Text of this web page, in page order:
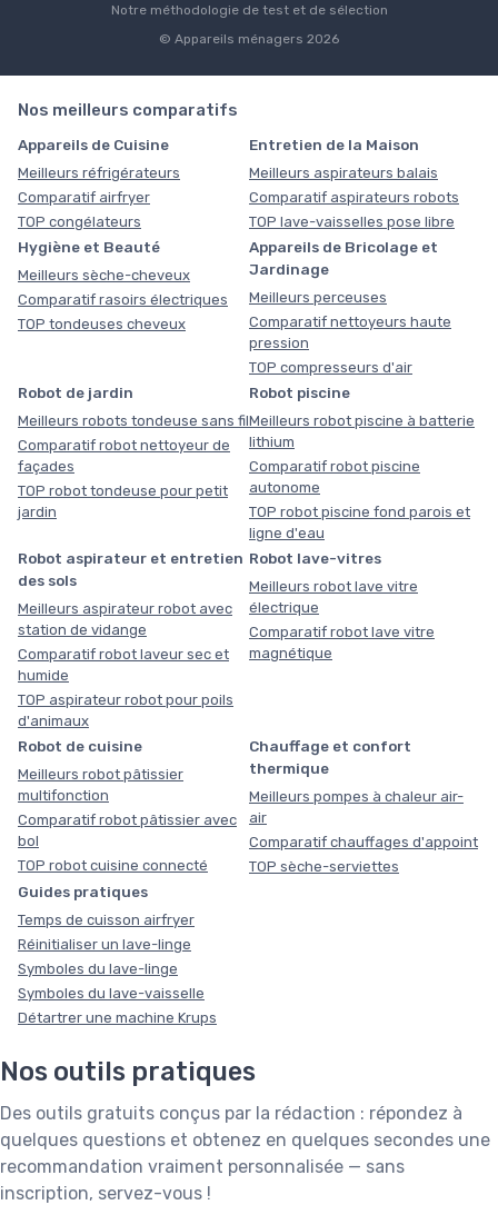
Notre méthodologie de test et de sélection
© Appareils ménagers 2026
Nos meilleurs comparatifs
Appareils de Cuisine
Meilleurs réfrigérateurs
Comparatif airfryer
TOP congélateurs
Entretien de la Maison
Meilleurs aspirateurs balais
Comparatif aspirateurs robots
TOP lave-vaisselles pose libre
Hygiène et Beauté
Meilleurs sèche-cheveux
Comparatif rasoirs électriques
TOP tondeuses cheveux
Appareils de Bricolage et
Jardinage
Meilleurs perceuses
Comparatif nettoyeurs haute
pression
TOP compresseurs d'air
Robot de jardin
Meilleurs robots tondeuse sans fil
Comparatif robot nettoyeur de
façades
TOP robot tondeuse pour petit
jardin
Robot piscine
Meilleurs robot piscine à batterie
lithium
Comparatif robot piscine
autonome
TOP robot piscine fond parois et
ligne d'eau
Robot aspirateur et entretien
des sols
Meilleurs aspirateur robot avec
station de vidange
Comparatif robot laveur sec et
humide
TOP aspirateur robot pour poils
d'animaux
Robot lave-vitres
Meilleurs robot lave vitre
électrique
Comparatif robot lave vitre
magnétique
Robot de cuisine
Meilleurs robot pâtissier
multifonction
Comparatif robot pâtissier avec
bol
TOP robot cuisine connecté
Chauffage et confort
thermique
Meilleurs pompes à chaleur air-
air
Comparatif chauffages d'appoint
TOP sèche-serviettes
Guides pratiques
Temps de cuisson airfryer
Réinitialiser un lave-linge
Symboles du lave-linge
Symboles du lave-vaisselle
Détartrer une machine Krups
Nos outils pratiques
Des outils gratuits conçus par la rédaction : répondez à
quelques questions et obtenez en quelques secondes une
recommandation vraiment personnalisée — sans
inscription, servez-vous !